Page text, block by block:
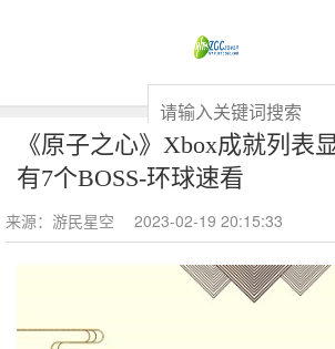
《原子之心》Xbox成就列表
有7个BOSS-环球速看
来源：游民星空 2023-02-19 20:15:33